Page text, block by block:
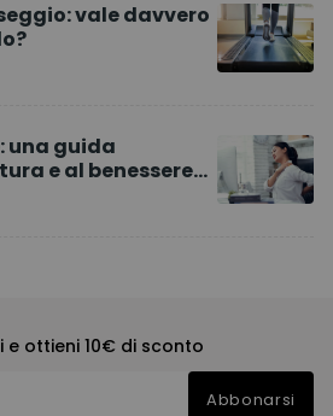
vale davvero
una guida
e al benessere
e ottieni 10€ di sconto
Abbonarsi